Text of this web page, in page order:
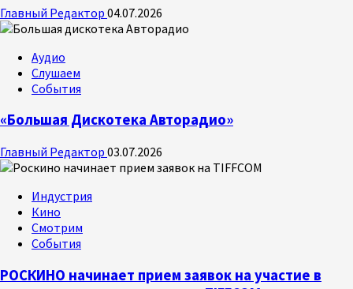
Главный Редактор 04.07.2026
Аудио
Слушаем
События
«Большая Дискотека Авторадио»
Главный Редактор 03.07.2026
Индустрия
Кино
Смотрим
События
РОСКИНО начинает прием заявок на участие в